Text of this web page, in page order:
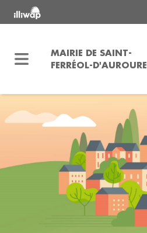
MAIRIE DE SAINT-
FERRÉOL-D'AUROURE